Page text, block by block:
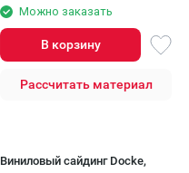
Можно заказать
В корзину
Рассчитать материал
Виниловый сайдинг Docke,